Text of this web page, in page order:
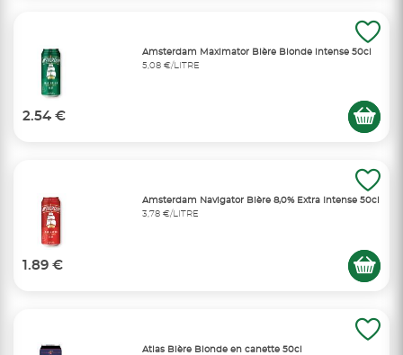
Amsterdam Maximator Bière Blonde intense 50cl
5,08 €/LITRE
2.54 €
Amsterdam Navigator Bière 8,0% Extra Intense 50cl
3,78 €/LITRE
1.89 €
Atlas Bière Blonde en canette 50cl